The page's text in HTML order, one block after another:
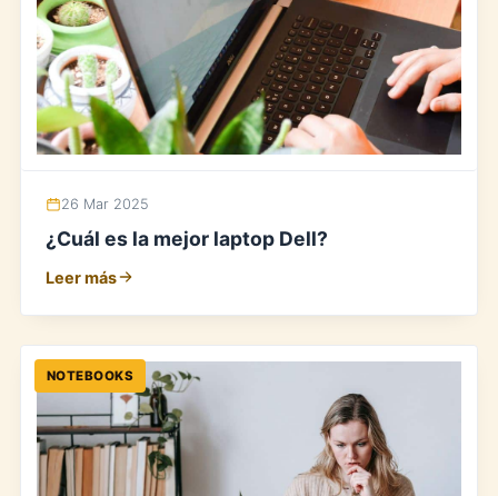
26 Mar 2025
¿Cuál es la mejor laptop Dell?
Leer más
NOTEBOOKS